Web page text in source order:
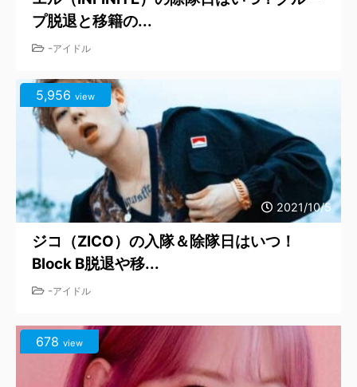
プ脱退と移籍の...
-アイドル
2021/10/5
5,956 view
ジコ（ZICO）の入隊＆除隊日はいつ！
Block B脱退や移...
-アイドル
678 view